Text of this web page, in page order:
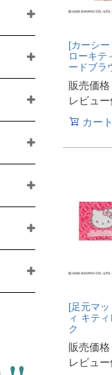
[カーシ
ローキテ
ードブラ
販売価格
レビュ
カー
[足元マ
ィ キテ
ク
販売価格
レビュ